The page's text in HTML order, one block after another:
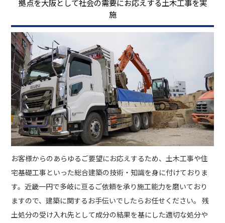
拠点を大阪として社会の需要にお応えする土木工事を実
施
お客様からのあらゆるご要望にお応えするため、土木工事や住
宅基礎工事といった総合建築の技術・知識を身に付けておりま
す。近畿一円で多岐に亘るご依頼を承り施工能力を磨いており
ますので、建築に関するお手伝いでしたらお任せください。 残
土処分の受け入れ先として成分の結果を基にした適切な処分や